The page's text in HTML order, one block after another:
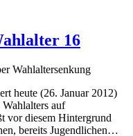
16
Wahlaltersenkung
heute (26. Januar 2012)
auf
vor diesem Hintergrund
bereits Jugendlichen…